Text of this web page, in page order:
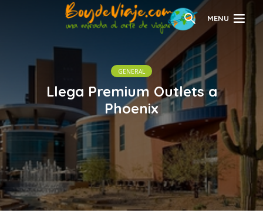
MENU
GENERAL
Llega Premium Outlets a
Phoenix